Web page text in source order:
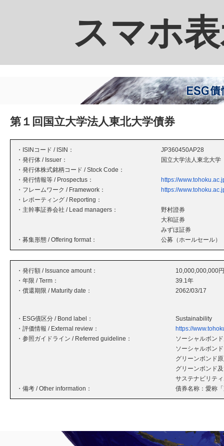
スマホ
第１回国立大学法人東北大学債券
・ISINコード / ISIN：
JP360450AP28
・発行体 / Issuer：
国立大学法人東北大学
・発行体株式銘柄コード / Stock Code：
・発行情報等 / Prospectus：
https://
・フレームワーク / Framework：
https://
・レポーティング / Reporting：
・主幹事証券会社 / Lead managers：
野村證券
大和証券
みずほ証券
・募集形態 / Offering format：
公募（ホールセール）
・発行額 / Issuance amount：
10,000,000,000円
・年限 / Term：
39.1年
・償還期限 / Maturity date：
2062/03/17
・ESG債区分 / Bond label：
Sustainability
・評価情報 / External review：
https://
・参照ガイドライン / Referred guideline：
ソーシャルボン
ソーシャルボン
グリーンボンド
グリーンボンド
サステナビリテ
・備考 / Other information：
債券名称：愛称